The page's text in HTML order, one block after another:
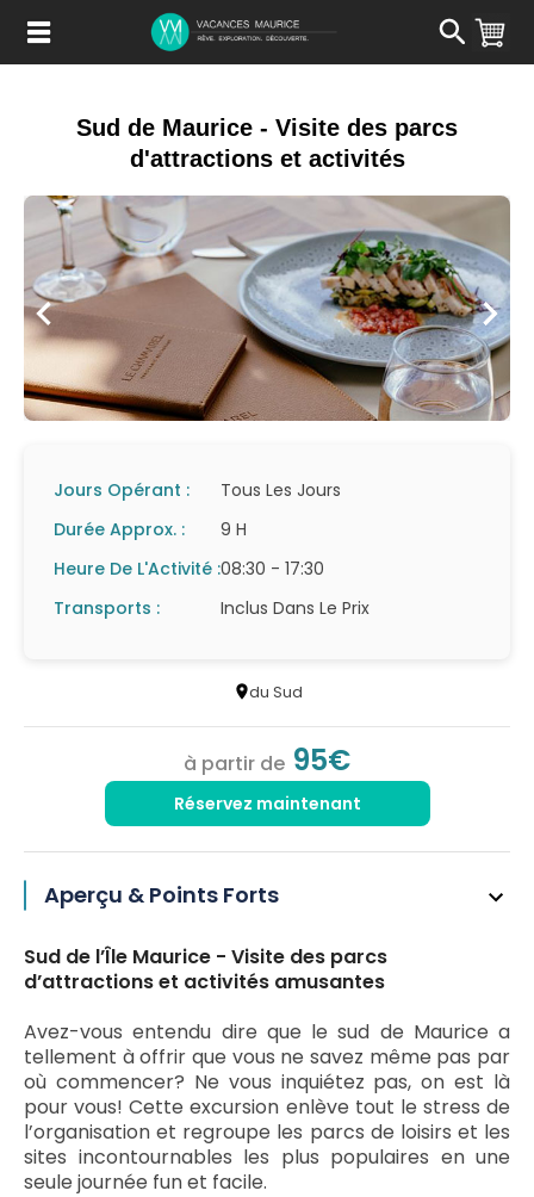
Contenu
Sud de Maurice - Visite des parcs
d'attractions et activités
Jours Opérant :
Tous Les Jours
Durée Approx. :
9 H
Heure De L'Activité :08:30 - 17:30
Transports :
Inclus Dans Le Prix
du Sud
à partir de 95€
Réservez maintenant
Aperçu & Points Forts
Sud de l’Île Maurice - Visite des parcs
d’attractions et activités amusantes
Avez-vous entendu dire que le sud de Maurice a
tellement à offrir que vous ne savez même pas par
où commencer? Ne vous inquiétez pas, on est là
pour vous! Cette excursion enlève tout le stress de
l’organisation et regroupe les parcs de loisirs et les
sites incontournables les plus populaires en une
seule journée fun et facile.